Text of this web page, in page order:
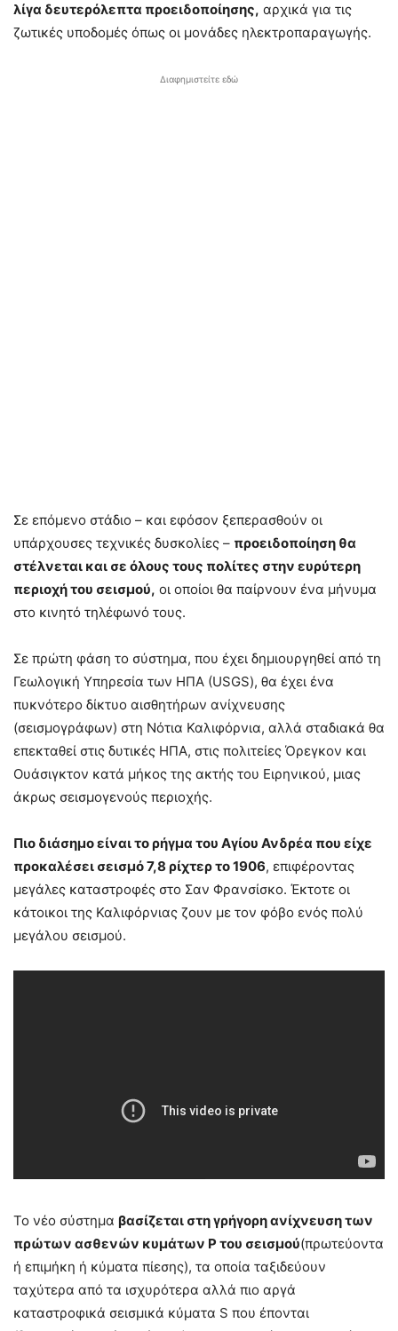
λίγα δευτερόλεπτα προειδοποίησης, αρχικά για τις
ζωτικές υποδομές όπως οι μονάδες ηλεκτροπαραγωγής.
Διαφημιστείτε εδώ
Σε επόμενο στάδιο – και εφόσον ξεπερασθούν οι
υπάρχουσες τεχνικές δυσκολίες – προειδοποίηση θα
στέλνεται και σε όλους τους πολίτες στην ευρύτερη
περιοχή του σεισμού, οι οποίοι θα παίρνουν ένα μήνυμα
στο κινητό τηλέφωνό τους.
Σε πρώτη φάση το σύστημα, που έχει δημιουργηθεί από τη
Γεωλογική Υπηρεσία των ΗΠΑ (USGS), θα έχει ένα
πυκνότερο δίκτυο αισθητήρων ανίχνευσης
(σεισμογράφων) στη Νότια Καλιφόρνια, αλλά σταδιακά θα
επεκταθεί στις δυτικές ΗΠΑ, στις πολιτείες Όρεγκον και
Ουάσιγκτον κατά μήκος της ακτής του Ειρηνικού, μιας
άκρως σεισμογενούς περιοχής.
Πιο διάσημο είναι το ρήγμα του Αγίου Ανδρέα που είχε
προκαλέσει σεισμό 7,8 ρίχτερ το 1906, επιφέροντας
μεγάλες καταστροφές στο Σαν Φρανσίσκο. Έκτοτε οι
κάτοικοι της Καλιφόρνιας ζουν με τον φόβο ενός πολύ
μεγάλου σεισμού.
Το νέο σύστημα βασίζεται στη γρήγορη ανίχνευση των
πρώτων ασθενών κυμάτων P του σεισμού(πρωτεύοντα
ή επιμήκη ή κύματα πίεσης), τα οποία ταξιδεύουν
ταχύτερα από τα ισχυρότερα αλλά πιο αργά
καταστροφικά σεισμικά κύματα S που έπονται